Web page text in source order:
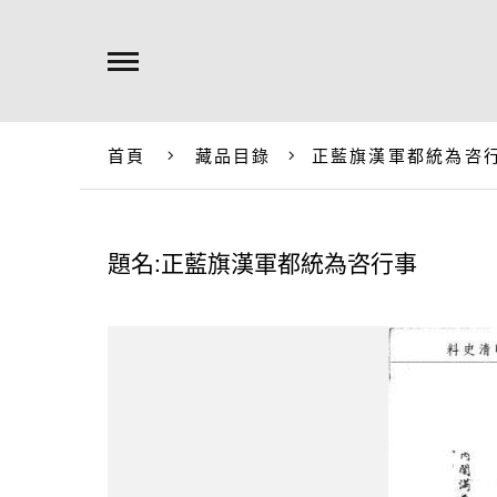
首頁 藏品目錄 正藍旗漢軍都統為咨
題名:正藍旗漢軍都統為咨行事